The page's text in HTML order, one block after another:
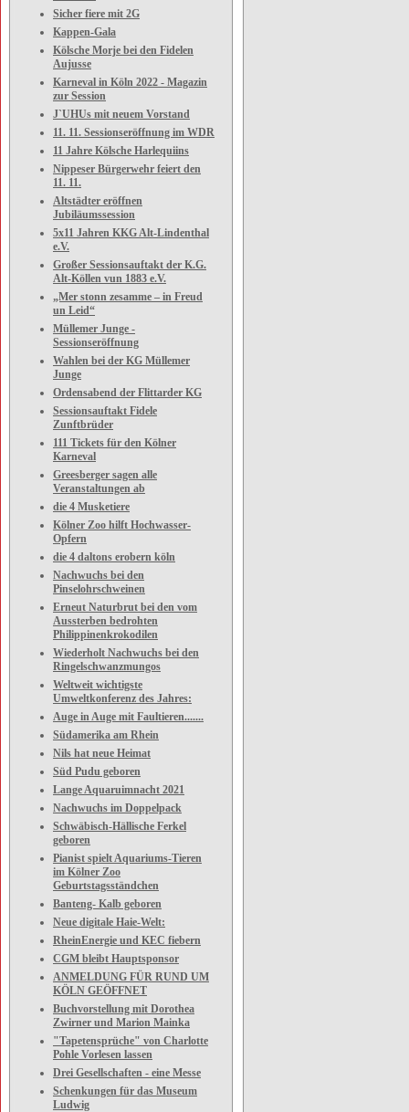
Sicher fiere mit 2G
Kappen-Gala
Kölsche Morje bei den Fidelen
Aujusse
Karneval in Köln 2022 - Magazin
zur Session
J`UHUs mit neuem Vorstand
11. 11. Sessionseröffnung im WDR
11 Jahre Kölsche Harlequiins
Nippeser Bürgerwehr feiert den
11. 11.
Altstädter eröffnen
Jubiläumssession
5x11 Jahren KKG Alt-Lindenthal
e.V.
Großer Sessionsauftakt der K.G.
Alt-Köllen vun 1883 e.V.
„Mer stonn zesamme – in Freud
un Leid“
Müllemer Junge -
Sessionseröffnung
Wahlen bei der KG Müllemer
Junge
Ordensabend der Flittarder KG
Sessionsauftakt Fidele
Zunftbrüder
111 Tickets für den Kölner
Karneval
Greesberger sagen alle
Veranstaltungen ab
die 4 Musketiere
Kölner Zoo hilft Hochwasser-
Opfern
die 4 daltons erobern köln
Nachwuchs bei den
Pinselohrschweinen
Erneut Naturbrut bei den vom
Aussterben bedrohten
Philippinenkrokodilen
Wiederholt Nachwuchs bei den
Ringelschwanzmungos
Weltweit wichtigste
Umweltkonferenz des Jahres:
Auge in Auge mit Faultieren.......
Südamerika am Rhein
Nils hat neue Heimat
Süd Pudu geboren
Lange Aquaruimnacht 2021
Nachwuchs im Doppelpack
Schwäbisch-Hällische Ferkel
geboren
Pianist spielt Aquariums-Tieren
im Kölner Zoo
Geburtstagsständchen
Banteng- Kalb geboren
Neue digitale Haie-Welt:
RheinEnergie und KEC fiebern
CGM bleibt Hauptsponsor
ANMELDUNG FÜR RUND UM
KÖLN GEÖFFNET
Buchvorstellung mit Dorothea
Zwirner und Marion Mainka
"Tapetensprüche" von Charlotte
Pohle Vorlesen lassen
Drei Gesellschaften - eine Messe
Schenkungen für das Museum
Ludwig